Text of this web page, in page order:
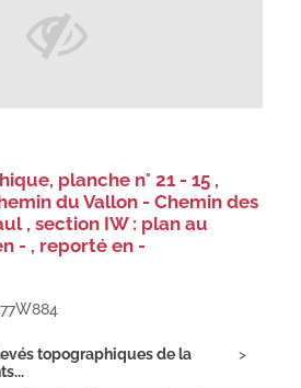
planche n° 21 - 15 ,
du Vallon - Chemin des
, section IW : plan au
- , reporté en -
topographiques de la